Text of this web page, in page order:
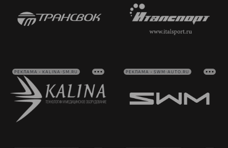
РЕКЛАМА • KALINA-SM.RU РЕКЛАМА • SWM-AUTO.RU